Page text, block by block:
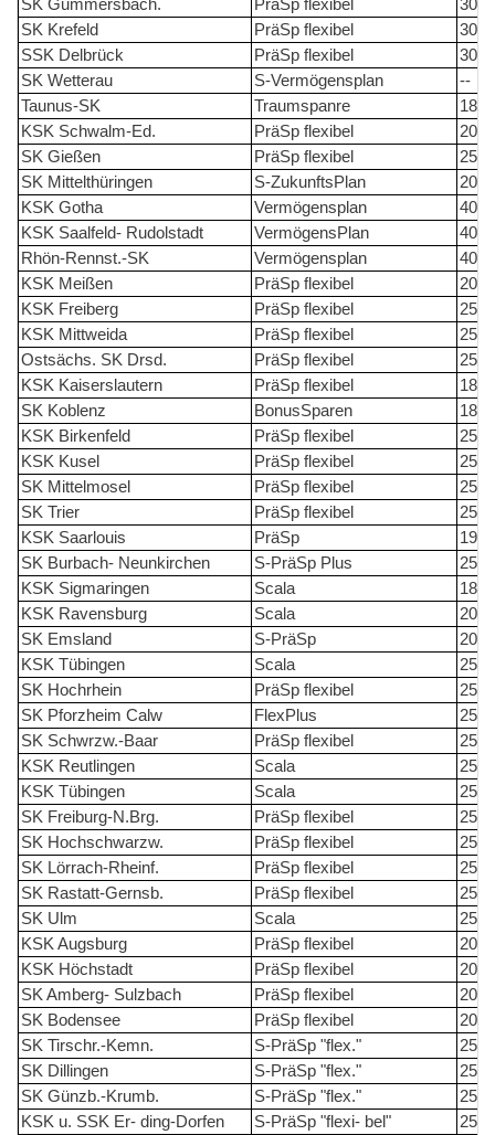
SK Krefeld
PräSp flexibel
30
SSK Delbrück
PräSp flexibel
30
SK Wetterau
S-Vermögensplan
--
Taunus-SK
Traumspanre
18
KSK Schwalm-Ed.
PräSp flexibel
20
SK Gießen
PräSp flexibel
25
SK Mittelthüringen
S-ZukunftsPlan
20
KSK Gotha
Vermögensplan
40
KSK Saalfeld- Rudolstadt
VermögensPlan
40
Rhön-Rennst.-SK
Vermögensplan
40
KSK Meißen
PräSp flexibel
20
KSK Freiberg
PräSp flexibel
25
KSK Mittweida
PräSp flexibel
25
Ostsächs. SK Drsd.
PräSp flexibel
25
KSK Kaiserslautern
PräSp flexibel
18
SK Koblenz
BonusSparen
18
KSK Birkenfeld
PräSp flexibel
25
KSK Kusel
PräSp flexibel
25
SK Mittelmosel
PräSp flexibel
25
SK Trier
PräSp flexibel
25
KSK Saarlouis
PräSp
19
SK Burbach- Neunkirchen
S-PräSp Plus
25
KSK Sigmaringen
Scala
18
KSK Ravensburg
Scala
20
SK Emsland
S-PräSp
20
KSK Tübingen
Scala
25
SK Hochrhein
PräSp flexibel
25
SK Pforzheim Calw
FlexPlus
25
SK Schwrzw.-Baar
PräSp flexibel
25
KSK Reutlingen
Scala
25
KSK Tübingen
Scala
25
SK Freiburg-N.Brg.
PräSp flexibel
25
SK Hochschwarzw.
PräSp flexibel
25
SK Lörrach-Rheinf.
PräSp flexibel
25
SK Rastatt-Gernsb.
PräSp flexibel
25
SK Ulm
Scala
25
KSK Augsburg
PräSp flexibel
20
KSK Höchstadt
PräSp flexibel
20
SK Amberg- Sulzbach
PräSp flexibel
20
SK Bodensee
PräSp flexibel
20
SK Tirschr.-Kemn.
S-PräSp "flex."
25
SK Dillingen
S-PräSp "flex."
25
SK Günzb.-Krumb.
S-PräSp "flex."
25
KSK u. SSK Er- ding-Dorfen
S-PräSp "flexi- bel"
25